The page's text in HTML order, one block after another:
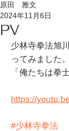
PV
原田 雅文
2024年11月6日
少林寺拳法旭
ってみました。
「俺たちは拳
https://
#少林寺拳法